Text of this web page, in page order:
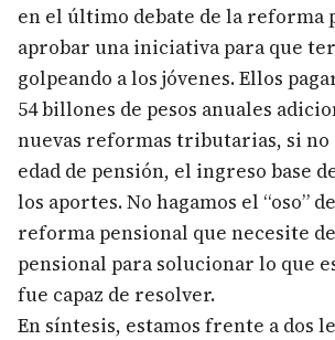
en el último debate de la reforma
aprobar una iniciativa para que
golpeando a los jóvenes. Ellos
54 billones de pesos anuales
nuevas reformas tributarias, si
edad de pensión, el ingreso base
los aportes. No hagamos el “oso”
reforma pensional que necesite
pensional para solucionar lo que
fue capaz de resolver.
En síntesis, estamos frente a dos